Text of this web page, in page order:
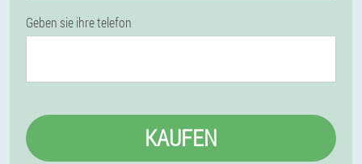
Geben sie ihre telefon
KAUFEN